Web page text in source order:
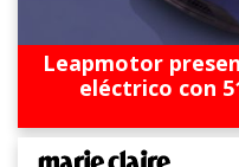
Leapmotor
eléctrico con